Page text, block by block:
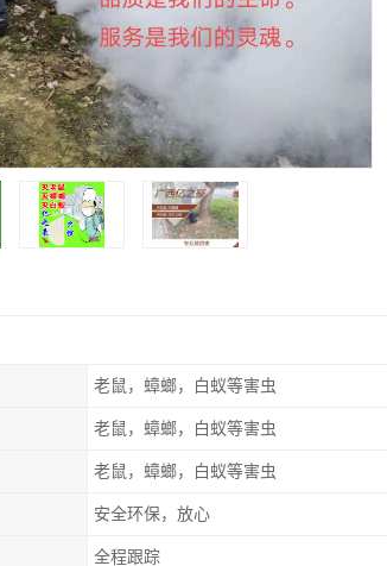
老鼠，蟑螂，白蚁等害虫
老鼠，蟑螂，白蚁等害虫
老鼠，蟑螂，白蚁等害虫
安全环保，放心
全程跟踪